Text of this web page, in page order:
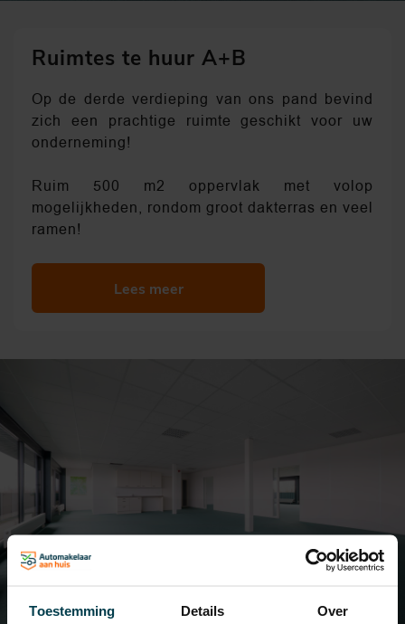
Toestemming Details Over
Ruimtes te huur A+B
Op de derde verdieping van ons pand bevind
zich een prachtige ruimte geschikt voor uw
onderneming!
Ruim 500 m2 oppervlak met volop
mogelijkheden, rondom groot dakterras en veel
ramen!
Lees meer